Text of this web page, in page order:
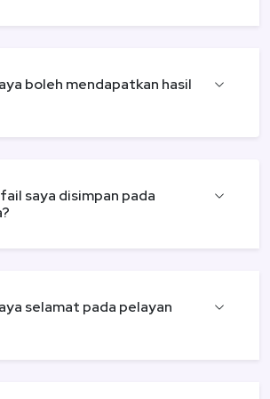
boleh mendapatkan hasil
saya disimpan pada
selamat pada pelayan